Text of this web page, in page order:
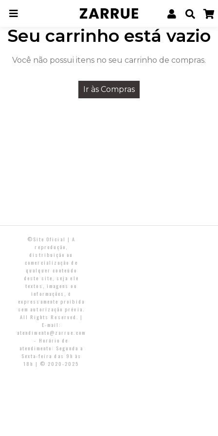
Seu carrinho está vazio
Você não possui itens no seu carrinho de compras.
Ir às Compras
©Site Oficial | A
reprodução,
distribuição ou
comercialização de
qualquer conteúdo
deste site, seja ele
textos, imagens ou
informações, é
expressamente proibida
sem autorização prévia.
All Rights Reserved. |
E-mail:
atendimento@zarrue.com
- Horário de
atendimento: Segunda a
Sexta-feira das 9h às
18h | © 2020-2025